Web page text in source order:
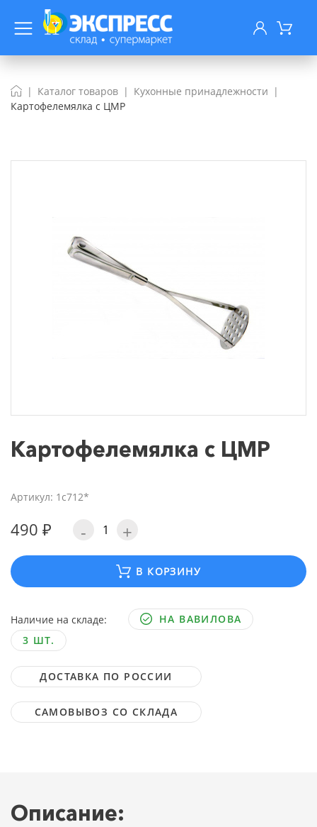
Каталог товаров
Кухонные принадлежности
Картофелемялка с ЦМР
Картофелемялка с ЦМР
Артикул: 1с712*
490 ₽ - +
В КОРЗИНУ
Наличие на складе:
НА ВАВИЛОВА
3 ШТ.
ДОСТАВКА ПО РОССИИ
САМОВЫВОЗ СО СКЛАДА
Описание: